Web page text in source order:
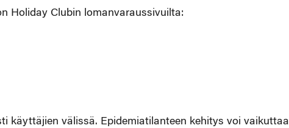
Holiday Clubin lomanvaraussivuilta:
käyttäjien välissä. Epidemiatilanteen kehitys voi vaikuttaa